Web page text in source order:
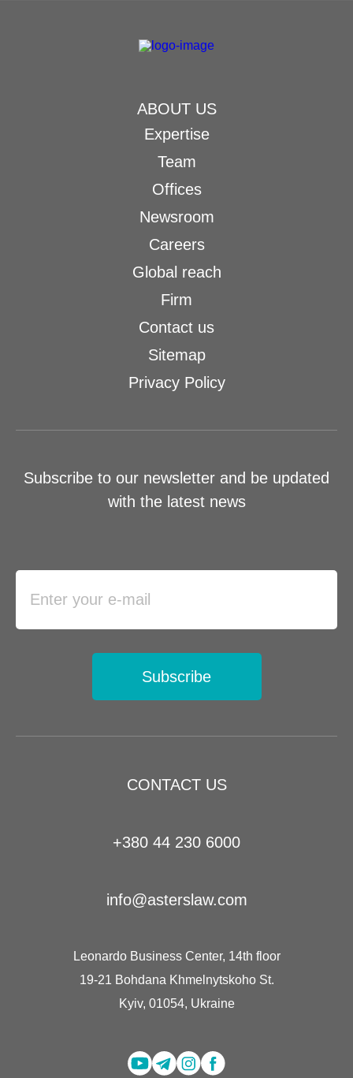
CONTACT US
+380 44 230 6000
info@asterslaw.com
Leonardo Business Center, 14th floor
19-21 Bohdana Khmelnytskoho St.
Kyiv, 01054, Ukraine
ABOUT US
Expertise
Team
Offices
Newsroom
Careers
Global reach
Firm
Contact us
Sitemap
Privacy Policy
Subscribe to our newsletter and be updated
with the latest news
Subscribe